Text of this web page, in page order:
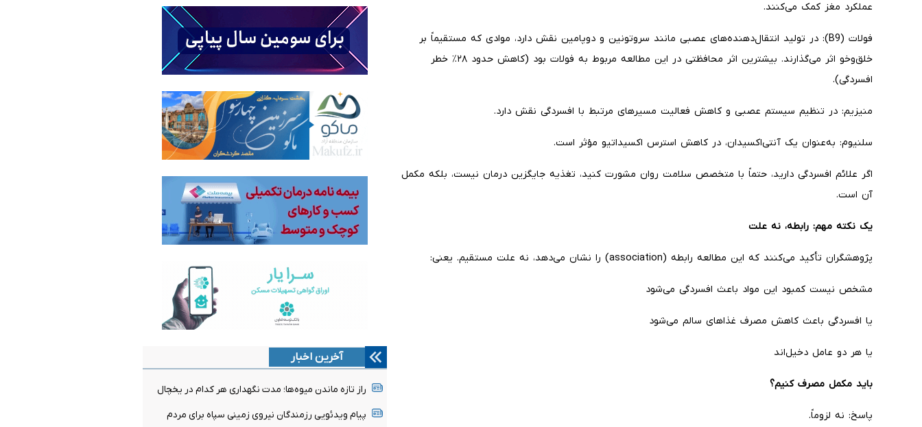
عملکرد مغز کمک می‌کنند.
فولات (B9): در تولید انتقال‌دهنده‌های عصبی مانند سروتونین و دوپامین نقش دارد، موادی که مستقیماً بر
خلق‌وخو اثر می‌گذارند. بیشترین اثر محافظتی در این مطالعه مربوط به فولات بود (کاهش حدود ۲۸٪ خطر
افسردگی).
منیزیم: در تنظیم سیستم عصبی و کاهش فعالیت مسیرهای مرتبط با افسردگی نقش دارد.
سلنیوم: به‌عنوان یک آنتی‌اکسیدان، در کاهش استرس اکسیداتیو مؤثر است.
اگر علائم افسردگی دارید، حتماً با متخصص سلامت روان مشورت کنید، تغذیه جایگزین درمان نیست، بلکه مکمل
آن است.
یک نکته مهم: رابطه، نه علت
پژوهشگران تأکید می‌کنند که این مطالعه رابطه (association) را نشان می‌دهد، نه علت مستقیم. یعنی:
مشخص نیست کمبود این مواد باعث افسردگی می‌شود
یا افسردگی باعث کاهش مصرف غذاهای سالم می‌شود
یا هر دو عامل دخیل‌اند
باید مکمل مصرف کنیم؟
پاسخ: نه لزوماً.
آخرین اخبار
راز تازه ماندن میوه‌ها؛ مدت نگهداری هر کدام در یخچال
پیام ویدئویی رزمندگان نیروی زمینی سپاه برای مردم